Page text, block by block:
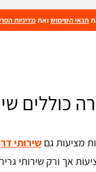
תנאי השימושואתמדיניות
כוללים
מציעות גםשירותי
אך ורק שירותי